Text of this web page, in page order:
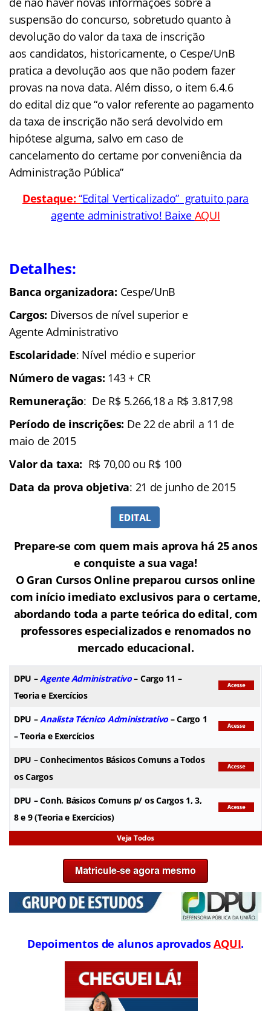
suspensão do concurso, sobretudo quanto à
devolução do valor da taxa de inscrição
aos candidatos, historicamente, o Cespe/UnB
pratica a devolução aos que não podem fazer
provas na nova data. Além disso, o item 6.4.6
do edital diz que “o valor referente ao pagamento
da taxa de inscrição não será devolvido em
hipótese alguma, salvo em caso de
cancelamento do certame por conveniência da
Administração Pública”
Destaque: ‘‘Edital Verticalizado” gratuito para
agente administrativo! Baixe AQUI
Detalhes:
Banca organizadora: Cespe/UnB
Cargos: Diversos de nível superior e
Agente Administrativo
Escolaridade: Nível médio e superior
Número de vagas: 143 + CR
Remuneração: De R$ 5.266,18 a R$ 3.817,98
Período de inscrições: De 22 de abril a 11 de
maio de 2015
Valor da taxa: R$ 70,00 ou R$ 100
Data da prova objetiva: 21 de junho de 2015
Prepare-se com quem mais aprova há 25 anos
e conquiste a sua vaga!
O Gran Cursos Online preparou cursos online
com início imediato exclusivos para o certame,
abordando toda a parte teórica do edital, com
professores especializados e renomados no
mercado educacional.
DPU –Agente Administrativo– Cargo 11 –
Teoria e Exercícios
DPU –Analista Técnico Administrativo– Cargo 1
– Teoria e Exercícios
DPU – Conhecimentos Básicos Comuns a Todos
os Cargos
DPU – Conh. Básicos Comuns p/ os Cargos 1, 3,
8 e 9 (Teoria e Exercícios)
Depoimentos de alunos aprovadosAQUI.